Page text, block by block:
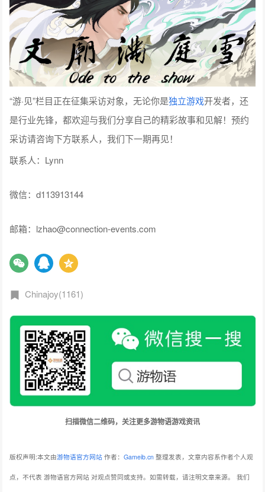
“游·见”栏目正在征集采访对象，无论你是独立游戏开发者，还
是行业先锋，都欢迎与我们分享自己的精彩故事和见解！预约
采访请咨询下方联系人，我们下一期再见！
联系人：Lynn
微信：d113913144
邮箱：lzhao@connection-events.com
Chinajoy(1161)
扫描微信二维码，关注更多游物语游戏资讯
版权声明:本文由游物语官方网站 作者：Gameib.cn 整理发表，文章内容系作者个人观
点，不代表 游物语官方网站 对观点赞同或支持。如需转载，请注明文章来源。 我们